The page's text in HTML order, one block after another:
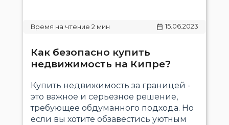
15.06.2023
Как безопасно купить
недвижимость на Кипре?
Купить недвижимость за границей -
это важное и серьезное решение,
требующее обдуманного подхода. Но
если вы хотите обзавестись уютным